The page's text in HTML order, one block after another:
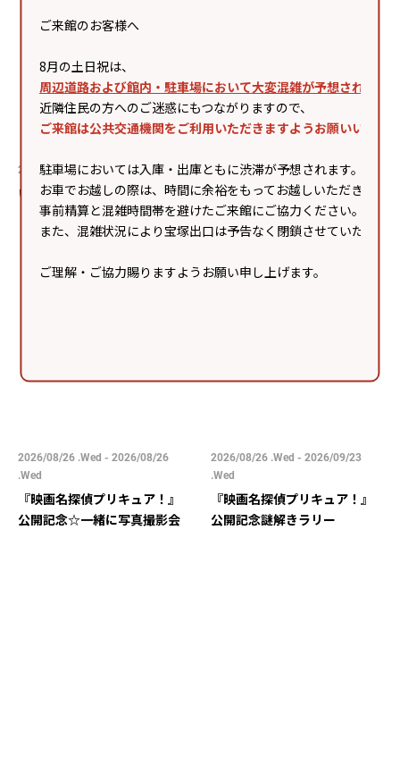
ご来館のお客様へ
8月の土日祝は、
周辺道路および館内・駐車場において大変混雑が予想されます
近隣住民の方へのご迷惑にもつながりますので、
ご来館は公共交通機関をご利用いただきますようお願いいたし
駐車場においては入庫・出庫ともに渋滞が予想されます。
お車でお越しの際は、時間に余裕をもってお越しいただき、
事前精算と混雑時間帯を避けたご来館にご協力ください。
また、混雑状況により宝塚出口は予告なく閉鎖させていただく
ご理解・ご協力賜りますようお願い申し上げます。
2026/08/14 .Fri - 2026/08/14 .Fri
いずにゃんフェスタ
2026/08/22 .Sat - 2026/08/22 .Sat
夏の星空案内（一部事前予約
不要）
2026/08/26 .Wed - 2026/08/26
.Wed
『映画名探偵プリキュア！』
公開記念☆一緒に写真撮影会
2026/08/26 .Wed - 2026/09/23
.Wed
『映画名探偵プリキュア！』
公開記念謎解きラリー